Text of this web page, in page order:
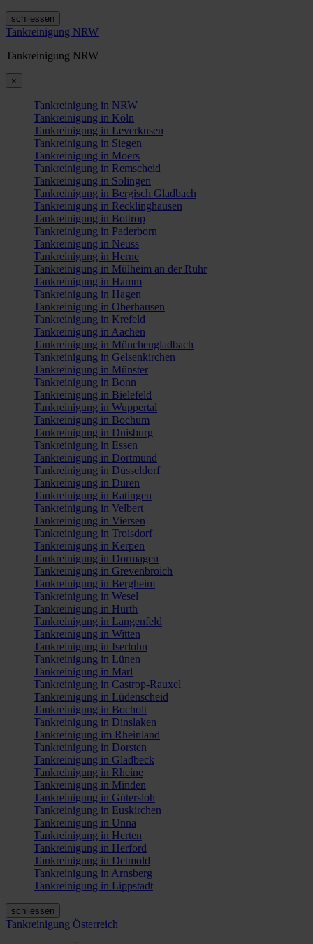
schliessen
Tankreinigung NRW
Tankreinigung NRW
×
Tankreinigung in NRW
Tankreinigung in Köln
Tankreinigung in Leverkusen
Tankreinigung in Siegen
Tankreinigung in Moers
Tankreinigung in Remscheid
Tankreinigung in Solingen
Tankreinigung in Bergisch Gladbach
Tankreinigung in Recklinghausen
Tankreinigung in Bottrop
Tankreinigung in Paderborn
Tankreinigung in Neuss
Tankreinigung in Herne
Tankreinigung in Mülheim an der Ruhr
Tankreinigung in Hamm
Tankreinigung in Hagen
Tankreinigung in Oberhausen
Tankreinigung in Krefeld
Tankreinigung in Aachen
Tankreinigung in Mönchengladbach
Tankreinigung in Gelsenkirchen
Tankreinigung in Münster
Tankreinigung in Bonn
Tankreinigung in Bielefeld
Tankreinigung in Wuppertal
Tankreinigung in Bochum
Tankreinigung in Duisburg
Tankreinigung in Essen
Tankreinigung in Dortmund
Tankreinigung in Düsseldorf
Tankreinigung in Düren
Tankreinigung in Ratingen
Tankreinigung in Velbert
Tankreinigung in Viersen
Tankreinigung in Troisdorf
Tankreinigung in Kerpen
Tankreinigung in Dormagen
Tankreinigung in Grevenbroich
Tankreinigung in Bergheim
Tankreinigung in Wesel
Tankreinigung in Hürth
Tankreinigung in Langenfeld
Tankreinigung in Witten
Tankreinigung in Iserlohn
Tankreinigung in Lünen
Tankreinigung in Marl
Tankreinigung in Castrop-Rauxel
Tankreinigung in Lüdenscheid
Tankreinigung in Bocholt
Tankreinigung in Dinslaken
Tankreinigung im Rheinland
Tankreinigung in Dorsten
Tankreinigung in Gladbeck
Tankreinigung in Rheine
Tankreinigung in Minden
Tankreinigung in Gütersloh
Tankreinigung in Euskirchen
Tankreinigung in Unna
Tankreinigung in Herten
Tankreinigung in Herford
Tankreinigung in Detmold
Tankreinigung in Arnsberg
Tankreinigung in Lippstadt
schliessen
Tankreinigung Österreich